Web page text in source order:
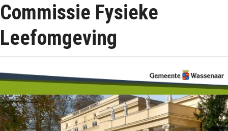
Commissie Fysieke
Leefomgeving